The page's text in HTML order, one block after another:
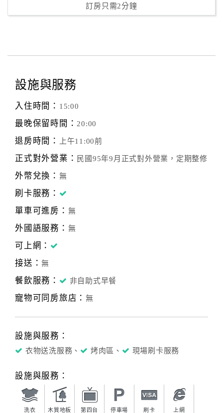
訂房只需2分鐘
設施與服務
入住時間： 15:00
最晚保留時間：20:00
退房時間： 上午11:00前
正式對外營業： 民國95年9月正式對外營業，定期整修
外幣兌換： 無
刷卡服務：
單車可進房： 無
外國語服務： 無
可上網：
接送：無
餐飲服務： 非自助式早餐
寵物可同房旅店： 無
設施與服務：
衣物送洗服務、 烤肉區、 現場刷卡服務
設施與服務：
洗衣 木質地板 第四台 停車場 刷卡 上網